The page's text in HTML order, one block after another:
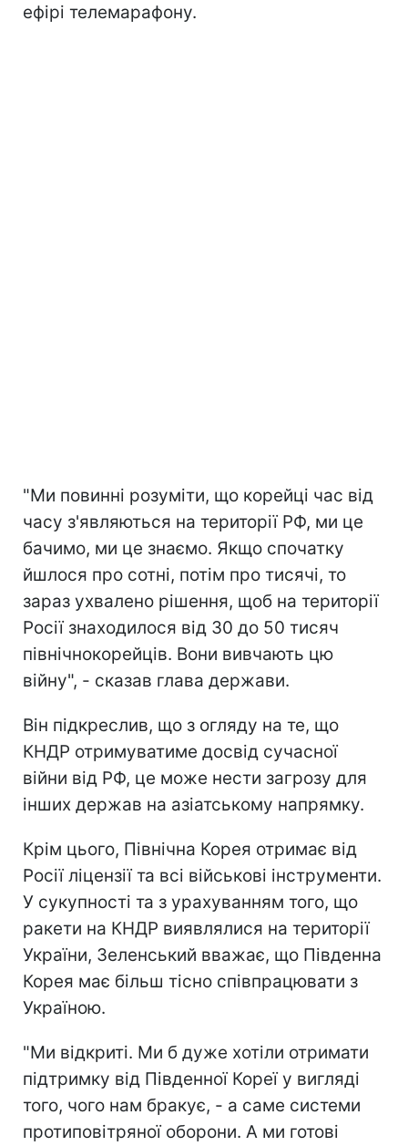
ефірі телемарафону.
"Ми повинні розуміти, що корейці час від
часу з'являються на території РФ, ми це
бачимо, ми це знаємо. Якщо спочатку
йшлося про сотні, потім про тисячі, то
зараз ухвалено рішення, щоб на території
Росії знаходилося від 30 до 50 тисяч
північнокорейців. Вони вивчають цю
війну", - сказав глава держави.
Він підкреслив, що з огляду на те, що
КНДР отримуватиме досвід сучасної
війни від РФ, це може нести загрозу для
інших держав на азіатському напрямку.
Крім цього, Північна Корея отримає від
Росії ліцензії та всі військові інструменти.
У сукупності та з урахуванням того, що
ракети на КНДР виявлялися на території
України, Зеленський вважає, що Південна
Корея має більш тісно співпрацювати з
Україною.
"Ми відкриті. Ми б дуже хотіли отримати
підтримку від Південної Кореї у вигляді
того, чого нам бракує, - а саме системи
протиповітряної оборони. А ми готові